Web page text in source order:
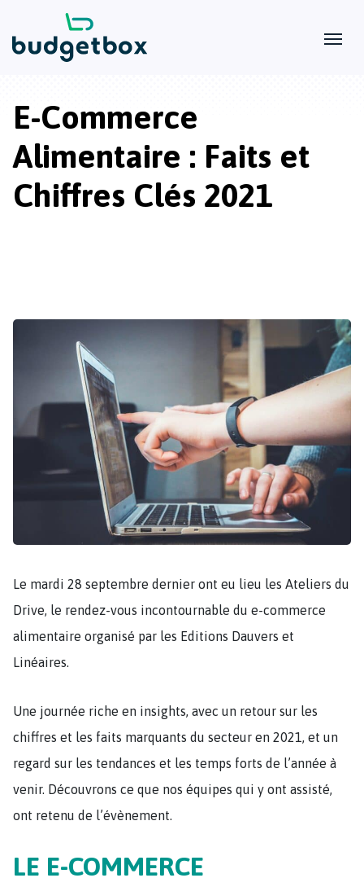
E-Commerce
Alimentaire : Faits et
Chiffres Clés 2021
Le mardi 28 septembre dernier ont eu lieu les Ateliers du
Drive, le rendez-vous incontournable du e-commerce
alimentaire organisé par les Editions Dauvers et
Linéaires.
Une journée riche en insights, avec un retour sur les
chiffres et les faits marquants du secteur en 2021, et un
regard sur les tendances et les temps forts de l’année à
venir. Découvrons ce que nos équipes qui y ont assisté,
ont retenu de l’évènement.
LE E-COMMERCE